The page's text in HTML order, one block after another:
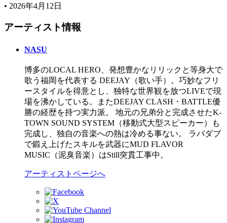
• 2026年4月12日
アーティスト情報
NASU
博多のLOCAL HERO、発想豊かなリリックと等身大で
歌う福岡を代表する DEEJAY（歌い手）。巧妙なフリ
ースタイルを得意とし、独特な世界観を放つLIVEで現
場を沸かしている。またDEEJAY CLASH・BATTLE優
勝の経歴を持つ実力派。 地元の兄弟分と完成させたK-
TOWN SOUND SYSTEM（移動式大型スピーカー）も
完成し、独自の音楽への熱は冷める事ない。 ラバダブ
で鍛え上げたスキルを武器にMUD FLAVOR
MUSIC（泥臭音楽）はStill突貫工事中。
アーティストページへ